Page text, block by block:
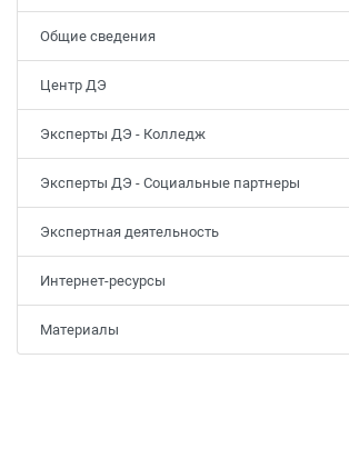
Общие сведения
Центр ДЭ
Эксперты ДЭ - Колледж
Эксперты ДЭ - Социальные партнеры
Экспертная деятельность
Интернет-ресурсы
Материалы